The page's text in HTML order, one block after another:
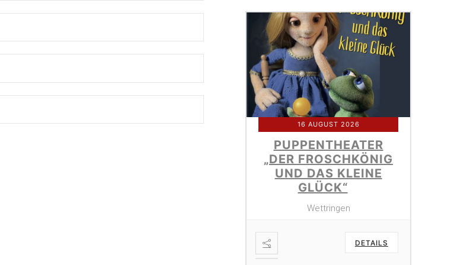
16 AUGUST 2026
PUPPENTHEATER
„DER FROSCHKÖNIG
UND DAS KLEINE
GLÜCK“
Wettringen
DETAILS